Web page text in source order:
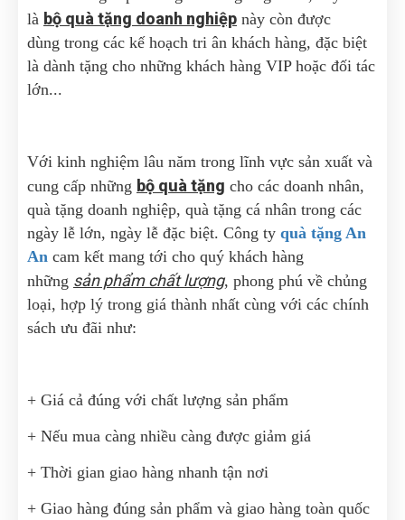
là bộ quà tặng doanh nghiệp này còn được
dùng trong các kế hoạch tri ân khách hàng, đặc biệt
là dành tặng cho những khách hàng VIP hoặc đối tác
lớn...
Với kinh nghiệm lâu năm trong lĩnh vực sản xuất và
cung cấp những bộ quà tặng cho các doanh nhân,
quà tặng doanh nghiệp, quà tặng cá nhân trong các
ngày lễ lớn, ngày lễ đặc biệt. Công ty quà tặng An
An cam kết mang tới cho quý khách hàng
những sản phẩm chất lượng, phong phú về chủng
loại, hợp lý trong giá thành nhất cùng với các chính
sách ưu đãi như:
+ Giá cả đúng với chất lượng sản phẩm
+ Nếu mua càng nhiều càng được giảm giá
+ Thời gian giao hàng nhanh tận nơi
+ Giao hàng đúng sản phẩm và giao hàng toàn quốc